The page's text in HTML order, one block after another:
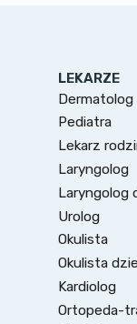
LEKARZE
Dermatolog
Pediatra
Lekarz
Laryngolog
Laryngolog
Urolog
Okulista
Okulista
Kardiolog
Ortopeda-